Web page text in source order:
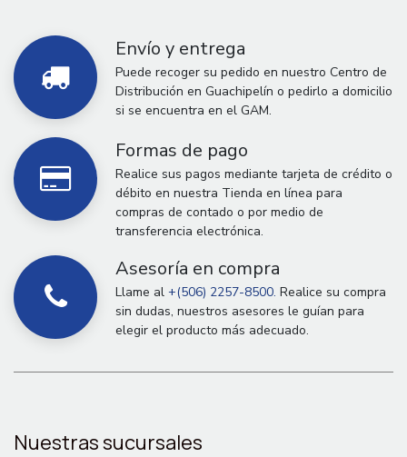
Envío y entrega
Puede recoger su pedido en nuestro Centro de
Distribución en Guachipelín o pedirlo a domicilio
si se encuentra en el GAM.
Formas de pago
Realice sus pagos mediante tarjeta de crédito o
débito en nuestra Tienda en línea para
compras de contado o por medio de
transferencia electrónica.
Asesoría en compra
Llame al +(506) 2257-8500. Realice su compra
sin dudas, nuestros asesores le guían para
elegir el producto más adecuado.
Nuestras sucursales